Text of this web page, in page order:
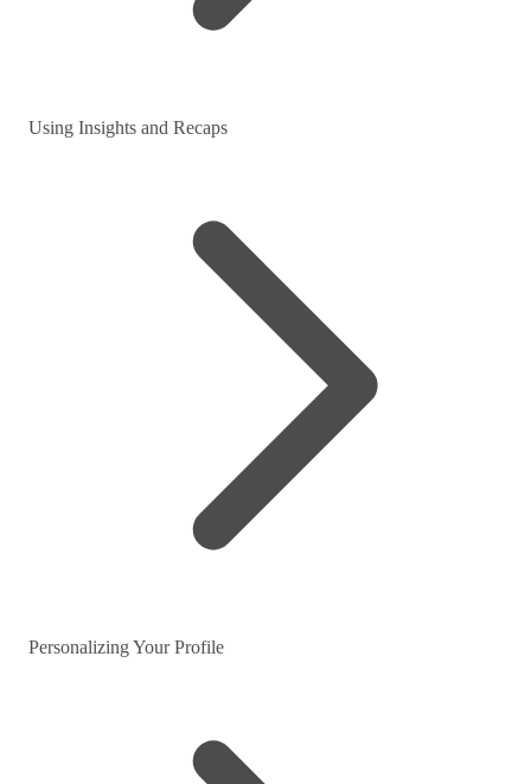
Using Insights and Recaps
Personalizing Your Profile